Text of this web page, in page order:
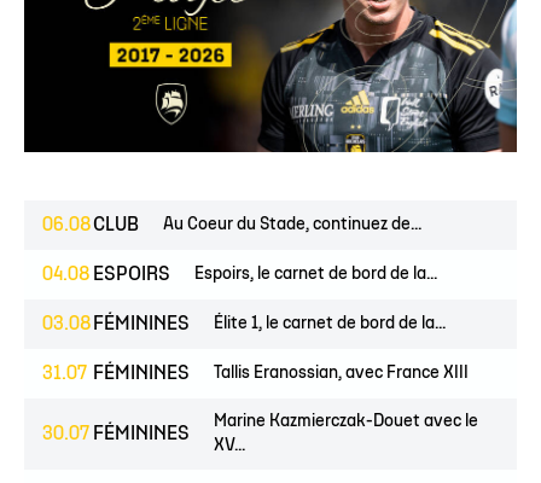
06.08CLUB Au Coeur du Stade, continuez de...
04.08 ESPOIRS Espoirs, le carnet de bord de la...
03.08 FÉMININES Élite 1, le carnet de bord de la...
31.07 FÉMININES Tallis Eranossian, avec France XIII
30.07 FÉMININES
Marine Kazmierczak-Douet avec le
XV...